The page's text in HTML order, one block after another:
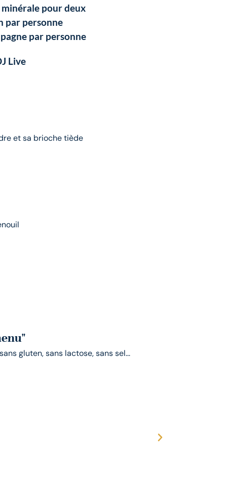
pour deux
par personne
par personne
Live
et sa brioche tiède
gluten, sans lactose, sans sel...